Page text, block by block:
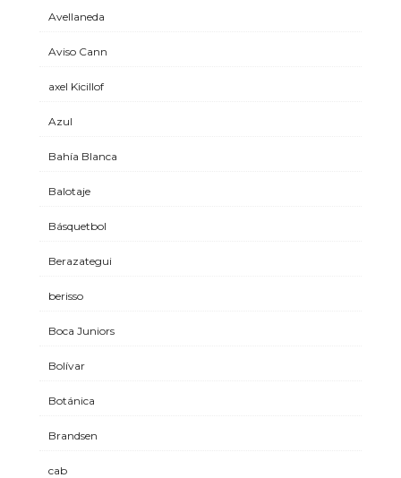
Avellaneda
Aviso Cann
axel Kicillof
Azul
Bahía Blanca
Balotaje
Básquetbol
Berazategui
berisso
Boca Juniors
Bolívar
Botánica
Brandsen
cab